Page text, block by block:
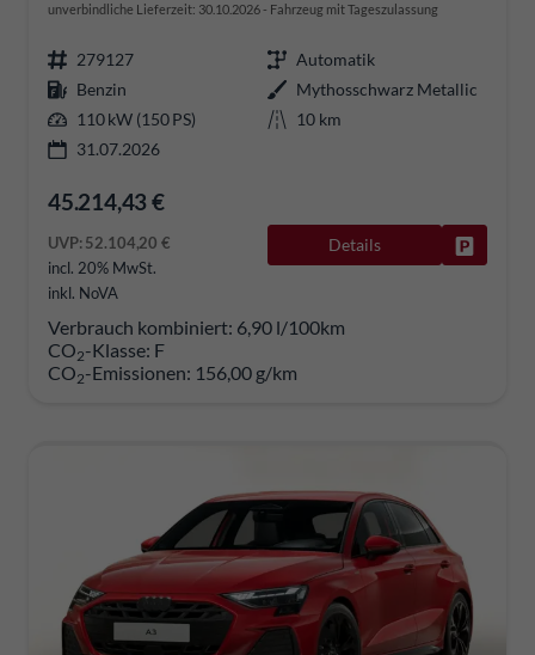
unverbindliche Lieferzeit: 30.10.2026 Fahrzeug mit Tageszulassung
279127
Automatik
Benzin
Mythosschwarz Metallic
110 kW (150 PS)
10 km
31.07.2026
45.214,43 €
UVP:52.104,20 €
incl. 20% MwSt.
inkl. NoVA
Details
Verbrauch kombiniert: 6,90 l/100km
CO2-Klasse: F
CO2-Emissionen: 156,00 g/km